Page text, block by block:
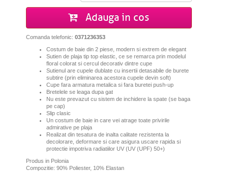
Adauga in cos
Comanda telefonic: 0371236353
Costum de baie din 2 piese, modern si extrem de elegant
Sutien de plaja tip top elastic, ce se remarca prin modelul
floral colorat si cercul decorativ dintre cupe
Sutienul are cupele dublate cu insertii detasabile de burete
subtire (prin eliminarea acestora cupele devin soft)
Cupe fara armatura metalica si fara buretei push-up
Bretelele se leaga dupa gat
Nu este prevazut cu sistem de inchidere la spate (se baga
pe cap)
Slip clasic
Un costum de baie in care vei atrage toate privirile
admirative pe plaja
Realizat din tesatura de inalta calitate rezistenta la
decolorare, deformare si care asigura uscare rapida si
protectie impotriva radiatiilor UV (UV (UPF) 50+)
Produs in Polonia
Compozitie: 90% Poliester, 10% Elastan